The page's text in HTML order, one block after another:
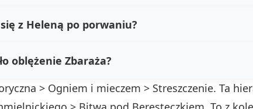
się z Heleną po porwaniu?
oblężenie Zbaraża?
> Ogniem i mieczem > Streszczenie. Ta